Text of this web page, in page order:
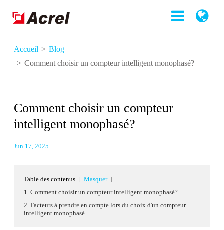
Accueil
Blog
Comment choisir un compteur intelligent monophasé?
Comment choisir un compteur
intelligent monophasé?
Jun 17, 2025
Table des contenus [ Masquer ]
1. Comment choisir un compteur intelligent monophasé?
2. Facteurs à prendre en compte lors du choix d'un compteur
intelligent monophasé